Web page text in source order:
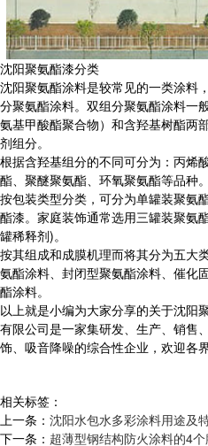
沈阳聚氨酯漆分类
沈阳聚氨酯涂料是较常见的一类涂料
分聚氨酯涂料。双组分聚氨酯涂料一
氨基甲酸酯聚合物）和含羟基树酯两
剂组分。
根据含羟基组分的不同可分为：丙烯
酯、聚醚聚氨酯、环氧聚氨酯等品种。
按包装类型分类，可分为单罐装聚氨
酯漆。家庭装饰通常选用三罐装聚氨
罐稀释剂)。
按其组成和成膜机理而将其分为五大
氨酯涂料、封闭型聚氨酯涂料、催化
酯涂料。
以上就是小编为大家分享的关于沈阳
有限公司是一家集研发、生产、销售
饰、吸音降噪的综合性企业，欢迎各
相关标签：
上一条： 沈阳水包水多彩涂料用途及
下一条： 超薄型钢结构防火涂料的4